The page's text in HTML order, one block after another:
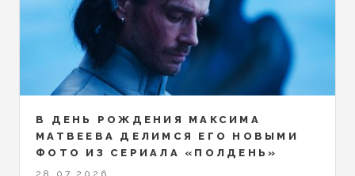
В ДЕНЬ РОЖДЕНИЯ МАКСИМА
МАТВЕЕВА ДЕЛИМСЯ ЕГО НОВЫМИ
ФОТО ИЗ СЕРИАЛА «ПОЛДЕНЬ»
28.07.2026